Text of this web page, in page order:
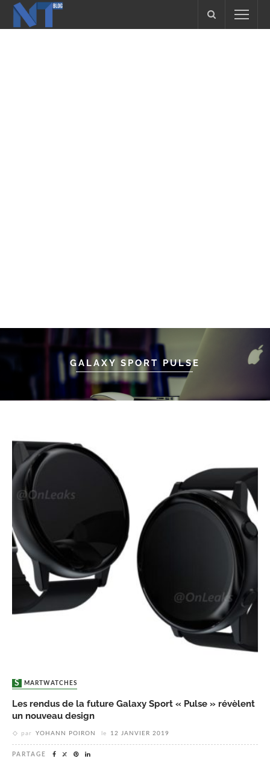
GALAXY SPORT PULSE
SMARTWATCHES
Les rendus de la future Galaxy Sport « Pulse » révèlent
un nouveau design
par YOHANN POIRON le 12 JANVIER 2019
PARTAGE